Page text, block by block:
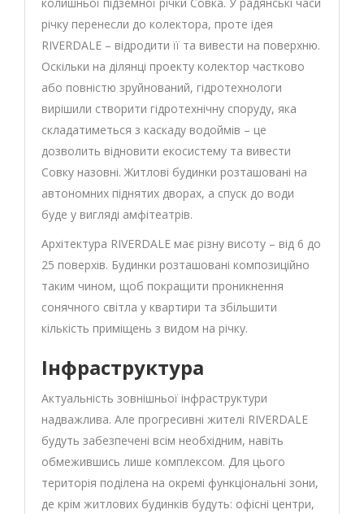
річку перенесли до колектора, проте ідея
RIVERDALE – відродити її та вивести на поверхню.
Оскільки на ділянці проекту колектор частково
або повністю зруйнований, гідротехнологи
вирішили створити гідротехнічну споруду, яка
складатиметься з каскаду водоймів – це
дозволить відновити екосистему та вивести
Совку назовні. Житлові будинки розташовані на
автономних піднятих дворах, а спуск до води
буде у вигляді амфітеатрів.
Архітектура RIVERDALE має різну висоту – від 6 до
25 поверхів. Будинки розташовані композиційно
таким чином, щоб покращити проникнення
сонячного світла у квартири та збільшити
кількість приміщень з видом на річку.
Інфраструктура
Актуальність зовнішньої інфраструктури
надважлива. Але прогресивні жителі RIVERDALE
будуть забезпечені всім необхідним, навіть
обмежившись лише комплексом. Для цього
територія поділена на окремі функціональні зони,
де крім житлових будинків будуть: офісні центри,